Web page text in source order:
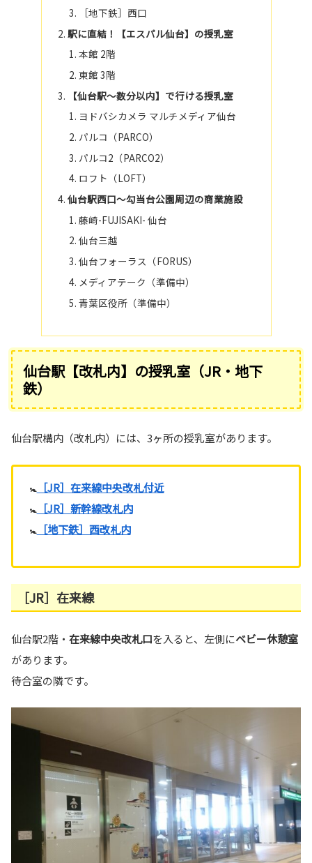
［地下鉄］西口
駅に直結！【エスパル仙台】の授乳室
本館 2階
東館 3階
【仙台駅～数分以内】で行ける授乳室
ヨドバシカメラ マルチメディア仙台
パルコ（PARCO）
パルコ2（PARCO2）
ロフト（LOFT）
仙台駅西口～勾当台公園周辺の商業施設
藤崎-FUJISAKI- 仙台
仙台三越
仙台フォーラス（FORUS）
メディアテーク（準備中）
青葉区役所（準備中）
仙台駅【改札内】の授乳室（JR・地下
鉄）
仙台駅構内（改札内）には、3ヶ所の授乳室があります。
🚼［JR］在来線中央改札付近
🚼［JR］新幹線改札内
🚼［地下鉄］西改札内
［JR］在来線
仙台駅2階・ 在来線中央改札口を入ると、左側にベビー休憩室
があります。
待合室の隣です。